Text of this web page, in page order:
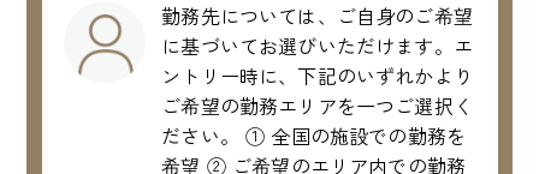
勤務先については、ご自身のご希望
に基づいてお選びいただけます。エ
ントリー時に、下記のいずれかより
ご希望の勤務エリアを一つご選択く
ださい。 ① 全国の施設での勤務を
希望 ② ご希望のエリア内での勤務